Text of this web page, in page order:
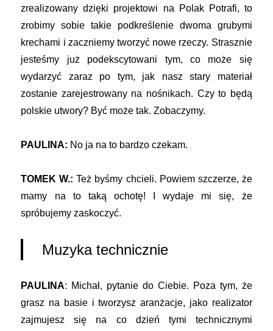
zrealizowany dzięki projektowi na Polak Potrafi, to
zrobimy sobie takie podkreślenie dwoma grubymi
krechami i zaczniemy tworzyć nowe rzeczy. Strasznie
jesteśmy już podekscytowani tym, co może się
wydarzyć zaraz po tym, jak nasz stary materiał
zostanie zarejestrowany na nośnikach. Czy to będą
polskie utwory? Być może tak. Zobaczymy.
PAULINA: No ja na to bardzo czekam.
TOMEK W.: Też byśmy chcieli. Powiem szczerze, że
mamy na to taką ochotę! I wydaje mi się, że
spróbujemy zaskoczyć.
Muzyka technicznie
PAULINA: Michał, pytanie do Ciebie. Poza tym, że
grasz na basie i tworzysz aranżacje, jako realizator
zajmujesz się na co dzień tymi technicznymi